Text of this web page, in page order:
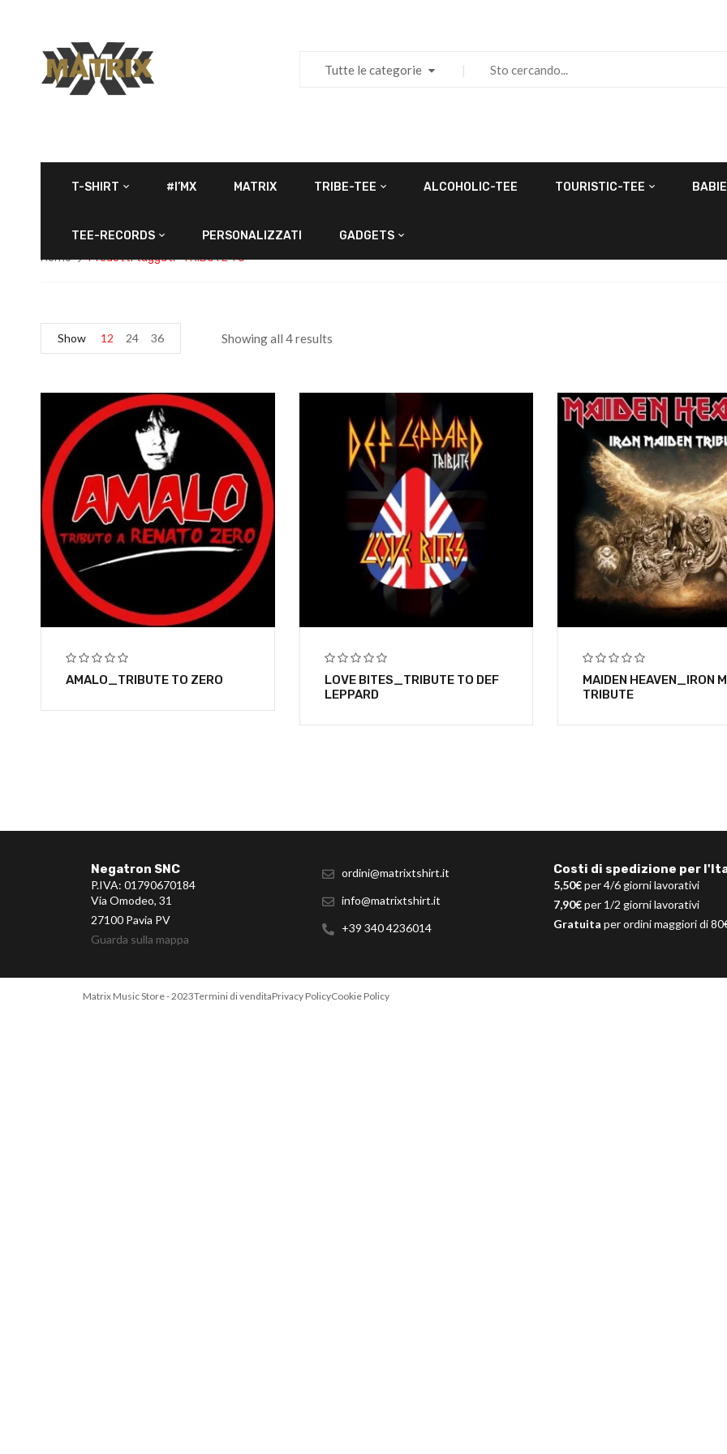
Tutte le categorie
T-SHIRT #I’MX MATRIX TRIBE-TEE ALCOHOLIC-TEE TOURISTIC-TEE
TEE-RECORDS PERSONALIZZATI GADGETS
Home Prodotti taggati “TRIBUTE TO”
Showing all 4 results
Show 12 24 36
AMALO_TRIBUTE TO ZERO
LOVE BITES_TRIBUTE TO DEF
LEPPARD
MAIDEN HEAVEN_IRON
TRIBUTE
Negatron SNC
P.IVA: 01790670184
Via Omodeo, 31
27100 Pavia PV
Guarda sulla mappa
ordini@matrixtshirt.it
info@matrixtshirt.it
+39 340 4236014
Costi di spedizione per
5,50€per 4/6 giorni lavorativi
7,90€per 1/2 giorni lavorativi
Gratuita per ordini maggiori di
Matrix Music Store - 2023Termini di venditaPrivacy PolicyCookie Policy